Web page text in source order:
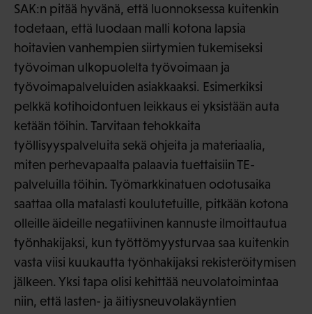
SAK:n pitää hyvänä, että luonnoksessa kuitenkin
todetaan, että luodaan malli kotona lapsia
hoitavien vanhempien siirtymien tukemiseksi
työvoiman ulkopuolelta työvoimaan ja
työvoimapalveluiden asiakkaaksi. Esimerkiksi
pelkkä kotihoidontuen leikkaus ei yksistään auta
ketään töihin. Tarvitaan tehokkaita
työllisyyspalveluita sekä ohjeita ja materiaalia,
miten perhevapaalta palaavia tuettaisiin TE-
palveluilla töihin. Työmarkkinatuen odotusaika
saattaa olla matalasti koulutetuille, pitkään kotona
olleille äideille negatiivinen kannuste ilmoittautua
työnhakijaksi, kun työttömyysturvaa saa kuitenkin
vasta viisi kuukautta työnhakijaksi rekisteröitymisen
jälkeen. Yksi tapa olisi kehittää neuvolatoimintaa
niin, että lasten- ja äitiysneuvolakäyntien